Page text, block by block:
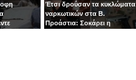
Έτσι δρούσαν τα κυκλώματα
ναρκωτικών στα Β.
Προάστια: Σοκάρει η